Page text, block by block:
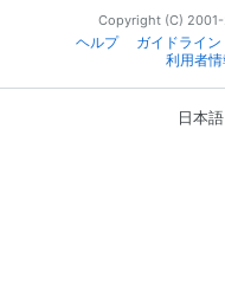
Copyright (C)
ヘルプ
ガイドライン
利用者
日本語